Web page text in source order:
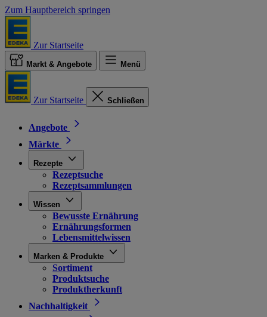
Zum Hauptbereich springen
Zur Startseite
Markt & Angebote Menü
Zur Startseite Schließen
Angebote
Märkte
Rezepte
Rezeptsuche
Rezeptsammlungen
Wissen
Bewusste Ernährung
Ernährungsformen
Lebensmittelwissen
Marken & Produkte
Sortiment
Produktsuche
Produktherkunft
Nachhaltigkeit